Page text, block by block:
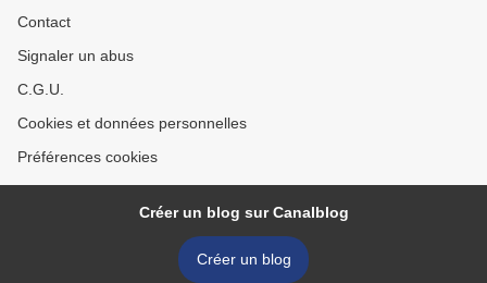
Contact
Signaler un abus
C.G.U.
Cookies et données personnelles
Préférences cookies
Créer un blog sur Canalblog
Créer un blog